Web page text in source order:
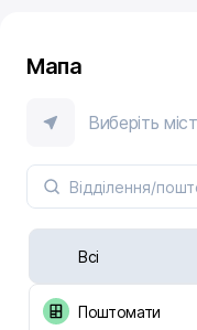
Мапа
Виберіть
Всі
Поштомати